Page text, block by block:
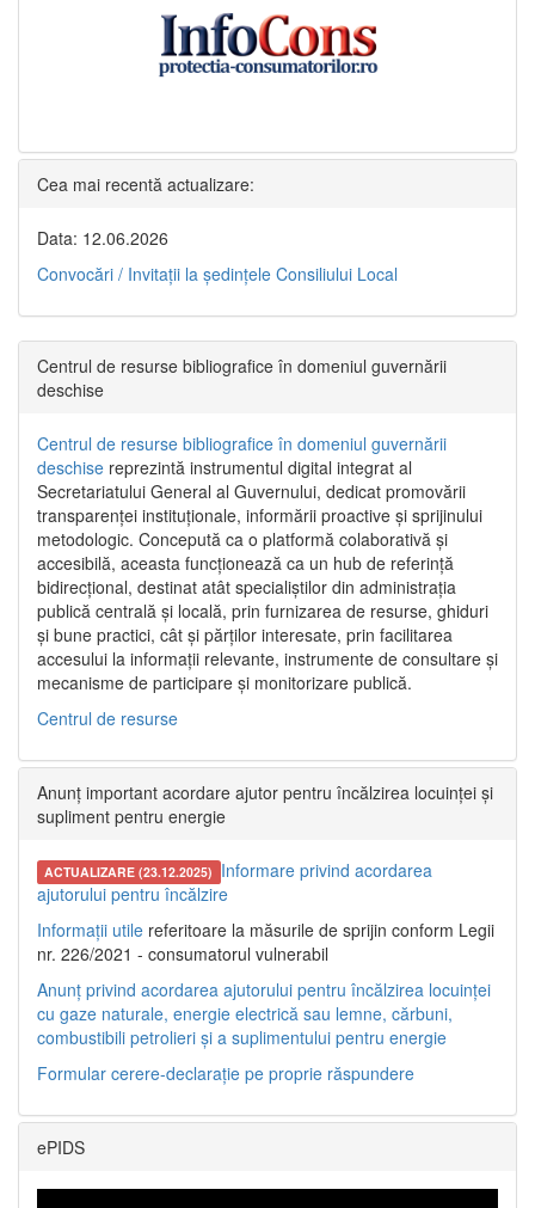
Cea mai recentă actualizare:
Data: 12.06.2026
Convocări / Invitaţii la şedinţele Consiliului Local
Centrul de resurse bibliografice în domeniul guvernării
deschise
Centrul de resurse bibliografice în domeniul guvernării
deschise reprezintă instrumentul digital integrat al
Secretariatului General al Guvernului, dedicat promovării
transparenței instituționale, informării proactive și sprijinului
metodologic. Concepută ca o platformă colaborativă și
accesibilă, aceasta funcționează ca un hub de referință
bidirecțional, destinat atât specialiștilor din administrația
publică centrală și locală, prin furnizarea de resurse, ghiduri
și bune practici, cât și părților interesate, prin facilitarea
accesului la informații relevante, instrumente de consultare și
mecanisme de participare și monitorizare publică.
Centrul de resurse
Anunț important acordare ajutor pentru încălzirea locuinței și
supliment pentru energie
ACTUALIZARE (23.12.2025) Informare privind acordarea
ajutorului pentru încălzire
Informații utile referitoare la măsurile de sprijin conform Legii
nr. 226/2021 - consumatorul vulnerabil
Anunț privind acordarea ajutorului pentru încălzirea locuinței
cu gaze naturale, energie electrică sau lemne, cărbuni,
combustibili petrolieri și a suplimentului pentru energie
Formular cerere-declarație pe proprie răspundere
ePIDS